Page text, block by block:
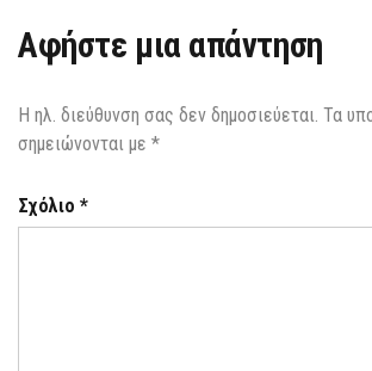
Αφήστε μια απάντηση
Η ηλ. διεύθυνση σας δεν δημοσιεύεται. Τα
σημειώνονται με *
Σχόλιο *